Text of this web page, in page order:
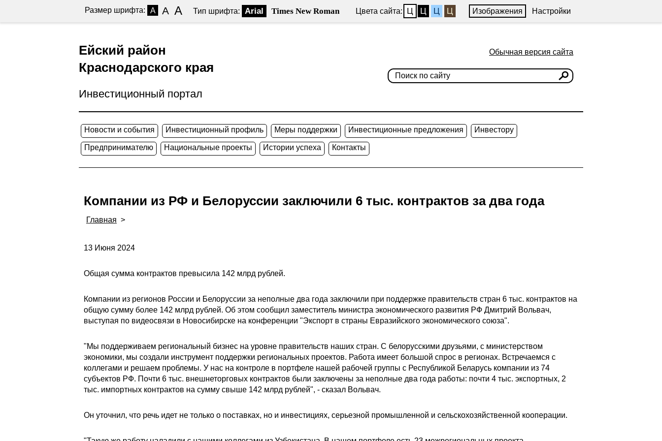
Размер шрифта: A A A Тип шрифта: Arial Times New Roman Цвета сайта: Ц Ц Ц Ц Изображения Настройки
Ейский район
Краснодарского края
Инвестиционный портал
Обычная версия сайта
Новости и события Инвестиционный профиль Меры поддержки Инвестиционные предложения Инвестору
Предпринимателю Национальные проекты Истории успеха Контакты
Компании из РФ и Белоруссии заключили 6 тыс. контрактов за два года
Главная >
13 Июня 2024
Общая сумма контрактов превысила 142 млрд рублей.
Компании из регионов России и Белоруссии за неполные два года заключили при поддержке правительств стран 6 тыс. контрактов на
общую сумму более 142 млрд рублей. Об этом сообщил заместитель министра экономического развития РФ Дмитрий Вольвач,
выступая по видеосвязи в Новосибирске на конференции "Экспорт в страны Евразийского экономического союза".
"Мы поддерживаем региональный бизнес на уровне правительств наших стран. С белорусскими друзьями, с министерством
экономики, мы создали инструмент поддержки региональных проектов. Работа имеет большой спрос в регионах. Встречаемся с
коллегами и решаем проблемы. У нас на контроле в портфеле нашей рабочей группы с Республикой Беларусь компании из 74
субъектов РФ. Почти 6 тыс. внешнеторговых контрактов были заключены за неполные два года работы: почти 4 тыс. экспортных, 2
тыс. импортных контрактов на сумму свыше 142 млрд рублей", - сказал Вольвач.
Он уточнил, что речь идет не только о поставках, но и инвестициях, серьезной промышленной и сельскохозяйственной кооперации.